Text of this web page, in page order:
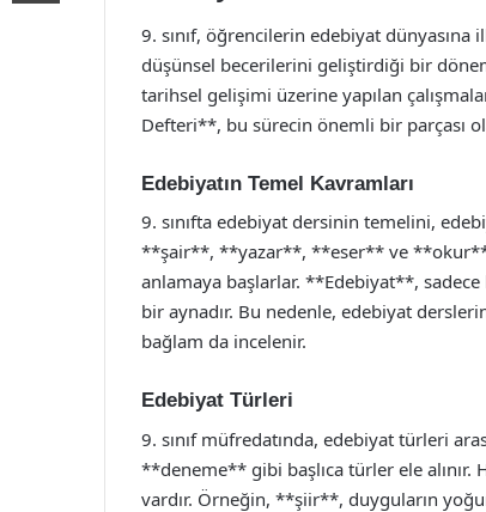
9. sınıf, öğrencilerin edebiyat dünyasına
düşünsel becerilerini geliştirdiği bir
tarihsel gelişimi üzerine yapılan
Defteri**, bu sürecin önemli bir parçası
Edebiyatın Temel Kavramları
9. sınıfta edebiyat dersinin temelini,
**şair**, **yazar**, **eser** ve **okur**
anlamaya başlarlar. **Edebiyat**,
bir aynadır. Bu nedenle, edebiyat
bağlam da incelenir.
Edebiyat Türleri
9. sınıf müfredatında, edebiyat türleri
**deneme** gibi başlıca türler ele alınır.
vardır. Örneğin, **şiir**, duyguların